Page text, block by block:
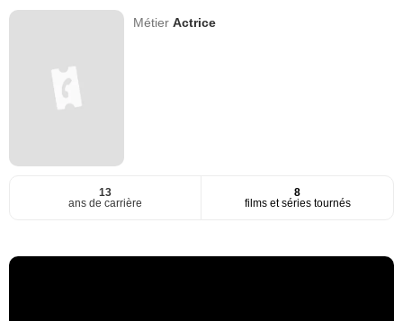
MétierActrice
13
ans de carrière
8
films et séries tournés